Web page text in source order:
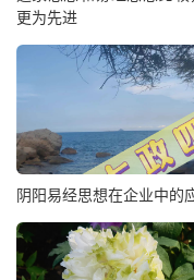
更为先进
阴阳易经思想在企业中的